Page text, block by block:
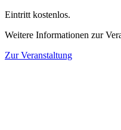
Eintritt kostenlos.
Weitere Informationen zur
Zur Veranstaltung